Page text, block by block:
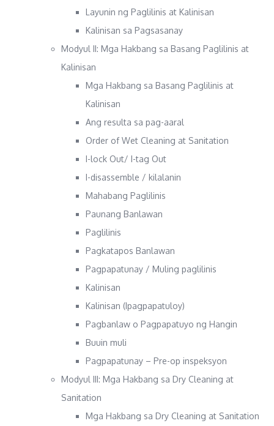
Layunin ng Paglilinis at Kalinisan
Kalinisan sa Pagsasanay
Modyul II: Mga Hakbang sa Basang Paglilinis at
Kalinisan
Mga Hakbang sa Basang Paglilinis at
Kalinisan
Ang resulta sa pag-aaral
Order of Wet Cleaning at Sanitation
I-lock Out/ I-tag Out
I-disassemble / kilalanin
Mahabang Paglilinis
Paunang Banlawan
Paglilinis
Pagkatapos Banlawan
Pagpapatunay / Muling paglilinis
Kalinisan
Kalinisan (Ipagpapatuloy)
Pagbanlaw o Pagpapatuyo ng Hangin
Buuin muli
Pagpapatunay – Pre-op inspeksyon
Modyul III: Mga Hakbang sa Dry Cleaning at
Sanitation
Mga Hakbang sa Dry Cleaning at Sanitation